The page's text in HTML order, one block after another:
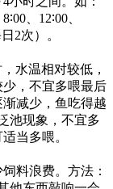
8∶00 12∶00
2次）。
水温相对较低，
，不宜多喂最后
减少，鱼吃得越
池现象，不宜多
当多喂。
料浪费。方法：